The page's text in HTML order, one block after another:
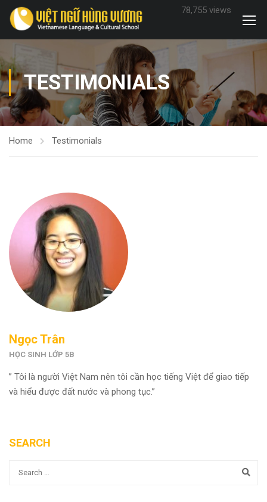
78,755 views
TESTIMONIALS
Home Testimonials
Ngọc Trân
HỌC SINH LỚP 5B
” Tôi là người Việt Nam nên tôi cần học tiếng Việt để giao tiếp
và hiểu được đất nước và phong tục.”
SEARCH